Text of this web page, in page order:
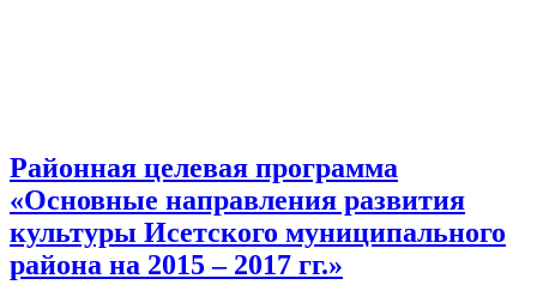
Районная целевая программа
«Основные направления развития
культуры Исетского муниципального
района на 2015 – 2017 гг.»